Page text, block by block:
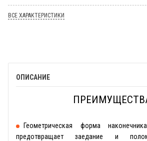
ВСЕ ХАРАКТЕРИСТИКИ
ОПИСАНИЕ
Геометрическая форма
предотвращает заедание и